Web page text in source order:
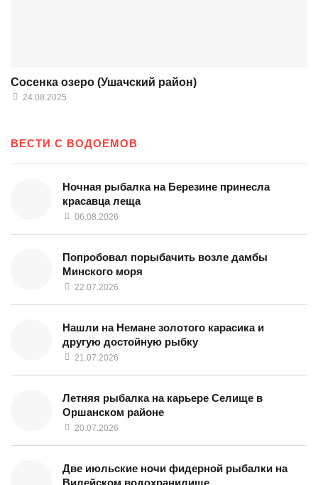
Сосенка озеро (Ушачский район)
24.08.2025
ВЕСТИ С ВОДОЕМОВ
Ночная рыбалка на Березине принесла
красавца леща
06.08.2026
Попробовал порыбачить возле дамбы
Минского моря
22.07.2026
Нашли на Немане золотого карасика и
другую достойную рыбку
21.07.2026
Летняя рыбалка на карьере Селище в
Оршанском районе
20.07.2026
Две июльские ночи фидерной рыбалки на